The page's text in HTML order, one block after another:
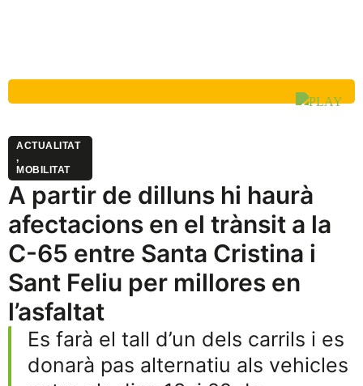
ACTUALITAT
,
MOBILITAT
A partir de dilluns hi haurà
afectacions en el trànsit a la
C-65 entre Santa Cristina i
Sant Feliu per millores en
l’asfaltat
Es farà el tall d’un dels carrils i es
donarà pas alternatiu als vehicles